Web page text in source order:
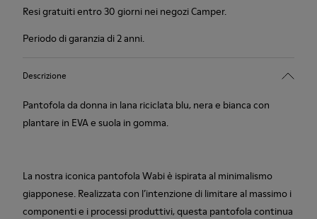
Resi gratuiti entro 30 giorni nei negozi Camper.
Periodo di garanzia di 2 anni.
Descrizione
Pantofola da donna in lana riciclata blu, nera e bianca con
plantare in EVA e suola in gomma.
La nostra iconica pantofola Wabi è ispirata al minimalismo
giapponese. Realizzata con l’intenzione di limitare al massimo i
componenti e i processi produttivi, questa pantofola continua